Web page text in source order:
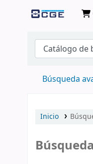
Búsqueda
Inicio